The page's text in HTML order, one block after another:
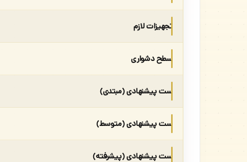
تجهیزات لازم
سطح دشواری
ست پیشنهادی (مبتدی)
ست پیشنهادی (متوسط)
ست پیشنهادی (پیشرفته)